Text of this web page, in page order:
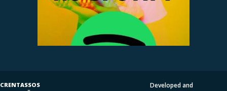
CRENTASSOS
Developed and